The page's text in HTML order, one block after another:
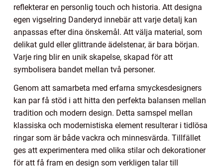
reflekterar en personlig touch och historia. Att designa
egen vigselring Danderyd innebär att varje detalj kan
anpassas efter dina önskemål. Att välja material, som
delikat guld eller glittrande ädelstenar, är bara början.
Varje ring blir en unik skapelse, skapad för att
symbolisera bandet mellan två personer.
Genom att samarbeta med erfarna smyckesdesigners
kan par få stöd i att hitta den perfekta balansen mellan
tradition och modern design. Detta samspel mellan
klassiska och modernistiska element resulterar i tidlösa
ringar som är både vackra och minnesvärda. Tillfället
ges att experimentera med olika stilar och dekorationer
för att få fram en design som verkligen talar till